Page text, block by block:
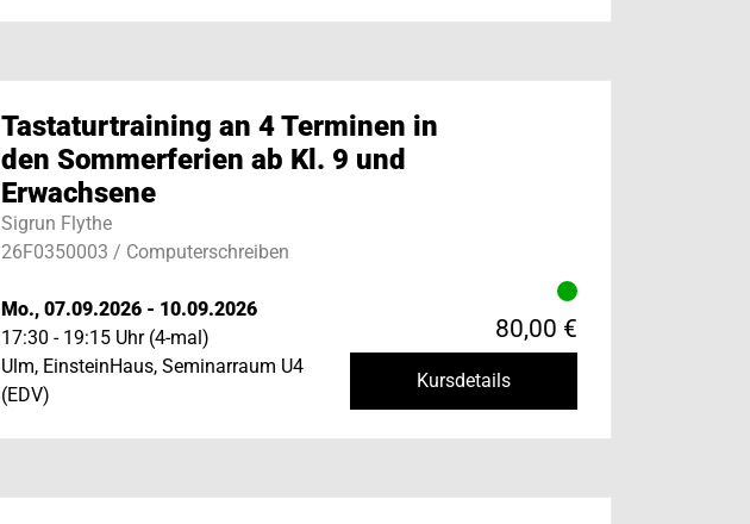
Tastaturtraining an 4 Terminen in
den Sommerferien ab Kl. 9 und
Erwachsene
Sigrun Flythe
26F0350003 / Computerschreiben
Mo., 07.09.2026 - 10.09.2026
17:30 - 19:15 Uhr (4-mal)
Ulm, EinsteinHaus, Seminarraum U4
(EDV)
80,00 €
Kursdetails